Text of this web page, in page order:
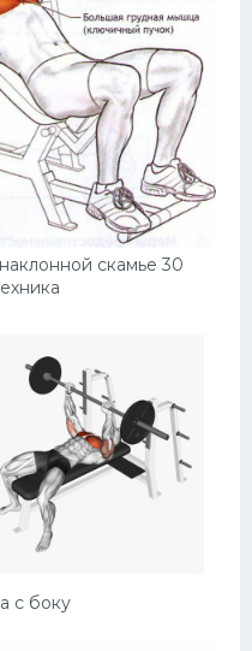
скамье 30
с боку